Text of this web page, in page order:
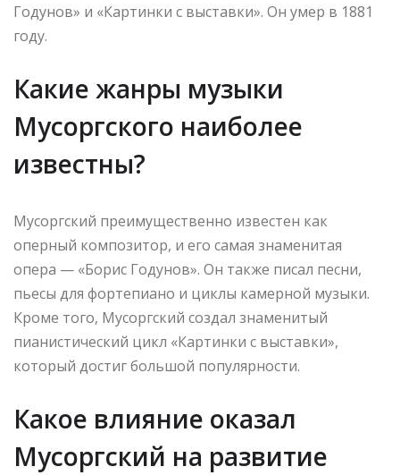
Годунов» и «Картинки с выставки». Он умер в 1881
году.
Какие жанры музыки
Мусоргского наиболее
известны?
Мусоргский преимущественно известен как
оперный композитор, и его самая знаменитая
опера — «Борис Годунов». Он также писал песни,
пьесы для фортепиано и циклы камерной музыки.
Кроме того, Мусоргский создал знаменитый
пианистический цикл «Картинки с выставки»,
который достиг большой популярности.
Какое влияние оказал
Мусоргский на развитие